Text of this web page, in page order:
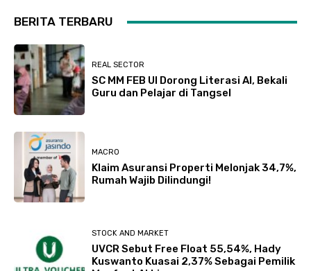
BERITA TERBARU
REAL SECTOR
SC MM FEB UI Dorong Literasi AI, Bekali
Guru dan Pelajar di Tangsel
MACRO
Klaim Asuransi Properti Melonjak 34,7%,
Rumah Wajib Dilindungi!
STOCK AND MARKET
UVCR Sebut Free Float 55,54%, Hady
Kuswanto Kuasai 2,37% Sebagai Pemilik